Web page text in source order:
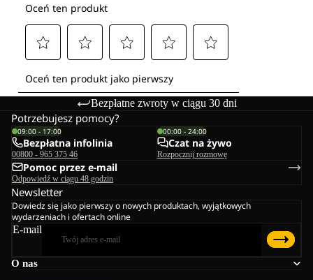
Bezpłatne zwroty w ciągu 30 dni
O nas
Potrzebujesz pomocy?
09:00 - 17:00
Bezpłatna infolinia
00800 - 965 375 46
00:00 - 24:00
Czat na żywo
Rozpocznij rozmowę
Pomoc przez e-mail
Odpowiedź w ciągu 48 godzin
Newsletter
Dowiedz się jako pierwszy o nowych produktach, wyjątkowych
wydarzeniach i ofertach online
E-mail